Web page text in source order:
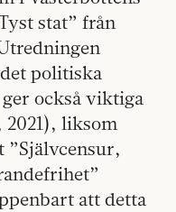
stat” från
politiska
också viktiga
liksom
”Självcensur,
att detta